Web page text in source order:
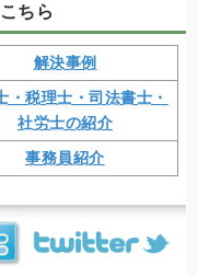
ちら
解決事例
・税理士・司法書士・
社労士の紹介
事務員紹介